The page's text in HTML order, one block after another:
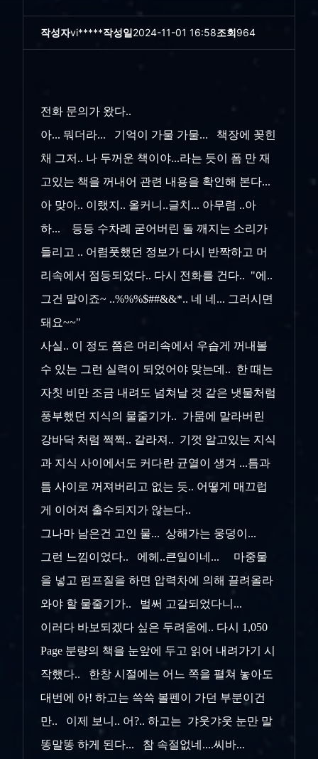
작성자vi*****작성일2024-11-01 16:58조회 964
전화 문의가 왔다..
아... 뭐더라... 기억이 가물 가물... 책장에 꽂힌
채 그저.. 나 두꺼운 책이야...라는 듯이 폼 만 재
고있는 책을 꺼내어 관련 내용을 확인해 본다...
아 맞아.. 이랬지.. 올커니..글치... 아무렴 ..아
하... 등등 수차례 굳어버린 돌 깨지는 소리가
들리고 .. 어렴풋했던 정보가 다시 반짝하고 머
리속에서 점등되었다.. 다시 전화를 건다.. "에..
그건 말이죠~ ..%%%$##&&*.. 네 네... 그러시면
돼요~~"
사실.. 이 정도 쯤은 머리속에서 우습게 꺼내볼
수 있는 그런 실력이 되었어야 맞는데.. 한 때는
자칫 비만 조금 내려도 넘쳐날 것 같은 냇물처럼
풍부했던 지식의 물줄기가.. 가뭄에 말라버린
강바닥 처럼 쩍쩍.. 갈라져.. 기껏 알고있는 지식
과 지식 사이에서도 커다란 균열이 생겨 ...틈과
틈 사이로 꺼져버리고 없는 듯.. 어떻게 매끄럽
게 이어져 출수되지가 않는다..
그나마 남은건 고인 물... 상해가는 웅덩이...
그런 느낌이었다.. 에헤..큰일이네... 마중물
을 넣고 펌프질을 하면 압력차에 의해 끌려올라
와야 할 물줄기가.. 벌써 고갈되었다니...
이러다 바보되겠다 싶은 두려움에.. 다시 1,050
Page 분량의 책을 눈앞에 두고 읽어 내려가기 시
작했다.. 한창 시절에는 어느 쪽을 펼쳐 놓아도
대번에 아! 하고는 쓱쓱 볼펜이 가던 부분이건
만.. 이제 보니.. 어?.. 하고는 갸웃갸웃 눈만 말
똥말똥 하게 된다... 참 속절없네....씨바...